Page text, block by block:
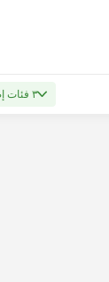
٣ فئات إضافية بسعر يبدأ من USD 1380